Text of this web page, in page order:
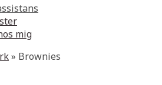
mig
» Brownies